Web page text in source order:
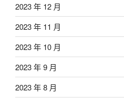
2023 年 12 月
2023 年 11 月
2023 年 10 月
2023 年 9 月
2023 年 8 月